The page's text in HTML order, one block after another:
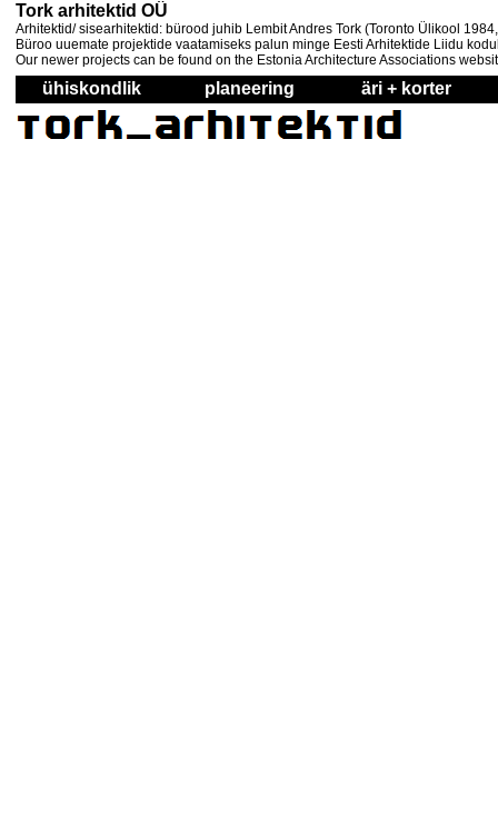
Tork arhitektid OÜ
Arhitektid/ sisearhitektid: bürood juhib Lembit Andres Tork (Toronto Ülikool
Büroo uuemate projektide vaatamiseks palun minge Eesti Arhitektide Liidu
Our newer projects can be found on the Estonia Architecture Associations
ühiskondlik planeering äri + korter